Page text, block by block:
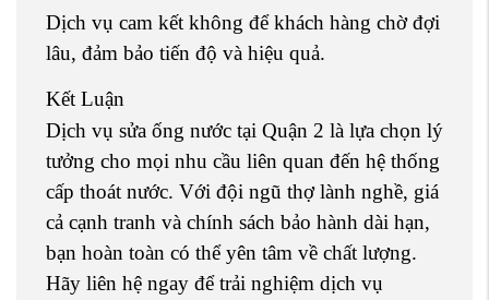
Dịch vụ cam kết không để khách hàng chờ đợi
lâu, đảm bảo tiến độ và hiệu quả.
Kết Luận
Dịch vụ sửa ống nước tại Quận 2 là lựa chọn lý
tưởng cho mọi nhu cầu liên quan đến hệ thống
cấp thoát nước. Với đội ngũ thợ lành nghề, giá
cả cạnh tranh và chính sách bảo hành dài hạn,
bạn hoàn toàn có thể yên tâm về chất lượng.
Hãy liên hệ ngay để trải nghiệm dịch vụ